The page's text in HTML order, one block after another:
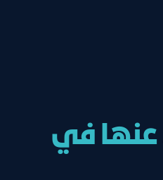
عنها في